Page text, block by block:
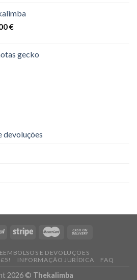
€Gama
14,00 €
gecko
devoluções
E DEVOLUÇÕES
INFORMAÇÃO JURÍDICA FAQ
2026 © Thekalimba